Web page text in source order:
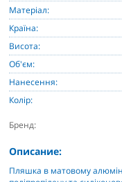
Матеріал:
Країна:
Висота:
Об'єм:
Нанесення:
Колір:
Бренд:
Описание:
Пляшка в матовому